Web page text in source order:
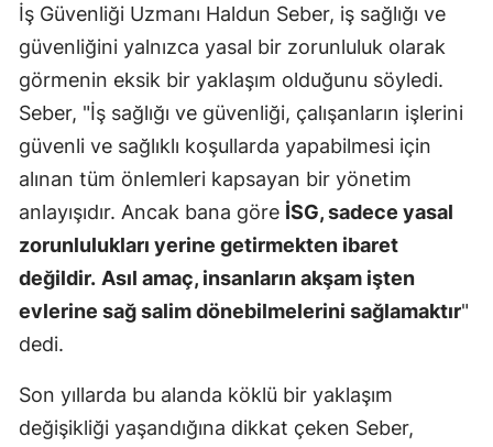
Yozgat
Zonguldak
Aksaray
Bayburt
Karaman
Ardahan
İş Güvenliği Uzmanı Haldun Seber, iş sağlığı ve
güvenliğini yalnızca yasal bir zorunluluk olarak
görmenin eksik bir yaklaşım olduğunu söyledi.
Seber, "İş sağlığı ve güvenliği, çalışanların işlerini
güvenli ve sağlıklı koşullarda yapabilmesi için
alınan tüm önlemleri kapsayan bir yönetim
anlayışıdır. Ancak bana göre İSG, sadece yasal
zorunlulukları yerine getirmekten ibaret
değildir. Asıl amaç, insanların akşam işten
evlerine sağ salim dönebilmelerini sağlamaktır"
dedi.
Son yıllarda bu alanda köklü bir yaklaşım
değişikliği yaşandığına dikkat çeken Seber,